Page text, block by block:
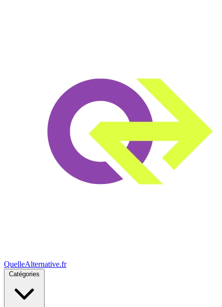
QuelleAlternative.fr